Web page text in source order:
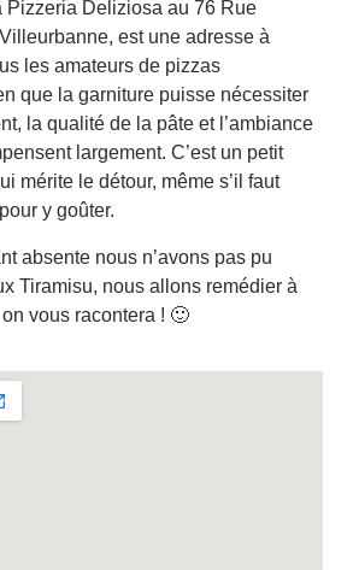
Pizzeria Deliziosa au 76 Rue
est une adresse à
les amateurs de pizzas
que la garniture puisse nécessiter
la qualité de la pâte et l’ambiance
largement. C’est un petit
mérite le détour, même s’il faut
y goûter.
absente nous n’avons pas pu
Tiramisu, nous allons remédier à
vous racontera ! 🙂